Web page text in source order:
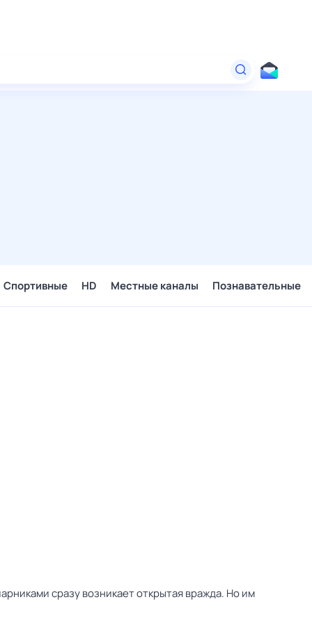
Спортивные HD Местные каналы Познавательные
сразу возникает открытая вражда. Но им